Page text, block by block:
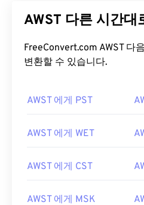
AWST 다른 시간대
FreeConvert.com AWST 다
변환할 수 있습니다.
AWST 에게 PST
AWST 에게 WET
AWST 에게 CST
AWST 에게 MSK